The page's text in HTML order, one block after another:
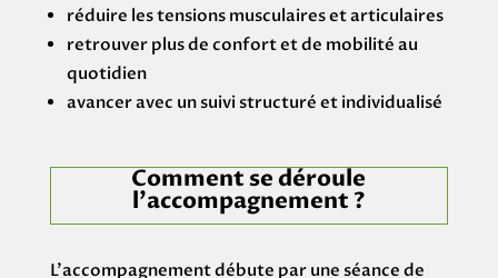
réduire les tensions musculaires et articulaires
retrouver plus de confort et de mobilité au
quotidien
avancer avec un suivi structuré et individualisé
Comment se déroule
l’accompagnement ?
L’accompagnement débute par une séance de